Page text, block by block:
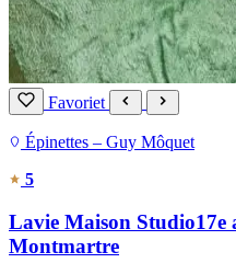
Favoriet
Épinettes – Guy Môquet
5
Lavie Maison Studio17e
Montmartre